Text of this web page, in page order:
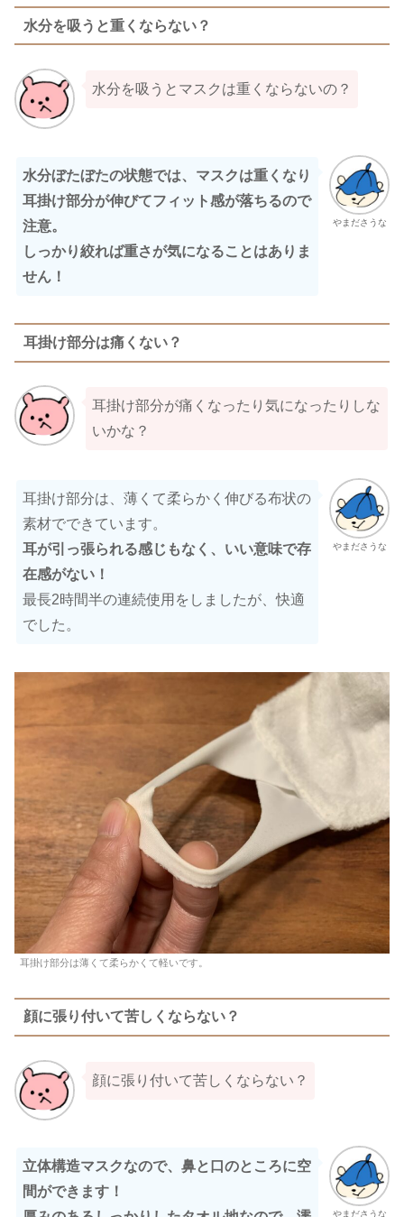
水分を吸うと重くならない？
水分を吸うとマスクは重くならないの？
やまださうな
水分ぼたぼたの状態では、マスクは重くなり
耳掛け部分が伸びてフィット感が落ちるので
注意。
しっかり絞れば重さが気になることはありま
せん！
耳掛け部分は痛くない？
耳掛け部分が痛くなったり気になったりしな
いかな？
やまださうな
耳掛け部分は、薄くて柔らかく伸びる布状の
素材でできています。
耳が引っ張られる感じもなく、いい意味で存
在感がない！
最長2時間半の連続使用をしましたが、快適
でした。
耳掛け部分は薄くて柔らかくて軽いです。
顔に張り付いて苦しくならない？
顔に張り付いて苦しくならない？
やまださうな
立体構造マスクなので、鼻と口のところに空
間ができます！